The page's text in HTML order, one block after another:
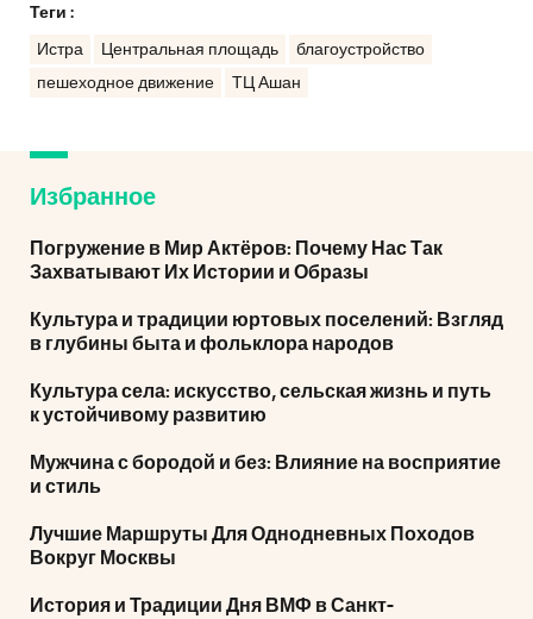
Теги :
Истра Центральная площадь
благоустройство
пешеходное движение
ТЦ Ашан
Избранное
Погружение в Мир Актёров: Почему Нас Так
Захватывают Их Истории и Образы
Культура и традиции юртовых поселений: Взгляд
в глубины быта и фольклора народов
Культура села: искусство, сельская жизнь и путь
к устойчивому развитию
Мужчина с бородой и без: Влияние на восприятие
и стиль
Лучшие Маршруты Для Однодневных Походов
Вокруг Москвы
История и Традиции Дня ВМФ в Санкт-